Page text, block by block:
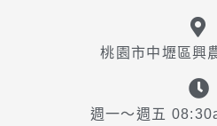
桃園市中壢區興
週一～週五